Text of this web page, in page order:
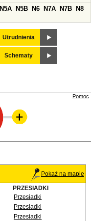
N5A N5B N6 N7A N7B
N8
Utrudnienia
Schematy
Pomoc
Pokaż na mapie
PRZESIADKI
Przesiadki
Przesiadki
Przesiadki